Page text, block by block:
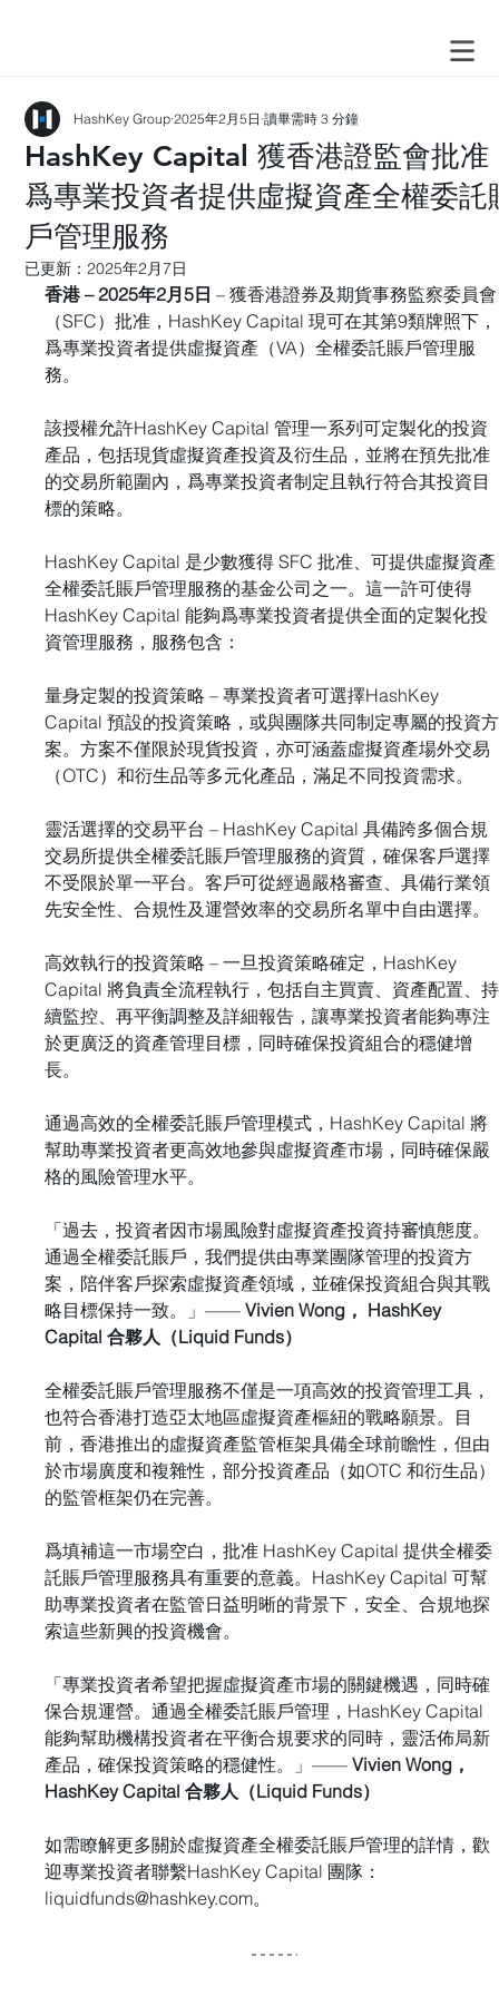
HashKey Capital 獲香港證監會批准
爲專業投資者提供虛擬資產全權委託
戶管理服務
HashKey Group 2025年2月5日 讀畢需時 3 分鐘
已更新：2025年2月7日
香港 – 2025年2月5日 – 獲香港證券及期貨事務監察委員會
（SFC）批准，HashKey Capital 現可在其第9類牌照下，
爲專業投資者提供虛擬資產（VA）全權委託賬戶管理服
務。
該授權允許HashKey Capital 管理一系列可定製化的投資
產品，包括現貨虛擬資產投資及衍生品，並將在預先批准
的交易所範圍內，爲專業投資者制定且執行符合其投資目
標的策略。
HashKey Capital 是少數獲得 SFC 批准、可提供虛擬資產
全權委託賬戶管理服務的基金公司之一。這一許可使得
HashKey Capital 能夠爲專業投資者提供全面的定製化投
資管理服務，服務包含：
量身定製的投資策略 – 專業投資者可選擇HashKey
Capital 預設的投資策略，或與團隊共同制定專屬的投資方
案。方案不僅限於現貨投資，亦可涵蓋虛擬資產場外交易
（OTC）和衍生品等多元化產品，滿足不同投資需求。
靈活選擇的交易平台 – HashKey Capital 具備跨多個合規
交易所提供全權委託賬戶管理服務的資質，確保客戶選擇
不受限於單一平台。客戶可從經過嚴格審查、具備行業領
先安全性、合規性及運營效率的交易所名單中自由選擇。
高效執行的投資策略 – 一旦投資策略確定，HashKey
Capital 將負責全流程執行，包括自主買賣、資產配置、持
續監控、再平衡調整及詳細報告，讓專業投資者能夠專注
於更廣泛的資產管理目標，同時確保投資組合的穩健增
長。
通過高效的全權委託賬戶管理模式，HashKey Capital 將
幫助專業投資者更高效地參與虛擬資產市場，同時確保嚴
格的風險管理水平。
「過去，投資者因市場風險對虛擬資產投資持審慎態度。
通過全權委託賬戶，我們提供由專業團隊管理的投資方
案，陪伴客戶探索虛擬資產領域，並確保投資組合與其戰
略目標保持一致。」—— Vivien Wong， HashKey
Capital 合夥人（Liquid Funds）
全權委託賬戶管理服務不僅是一項高效的投資管理工具，
也符合香港打造亞太地區虛擬資產樞紐的戰略願景。目
前，香港推出的虛擬資產監管框架具備全球前瞻性，但由
於市場廣度和複雜性，部分投資產品（如OTC 和衍生品）
的監管框架仍在完善。
爲填補這一市場空白，批准 HashKey Capital 提供全權委
託賬戶管理服務具有重要的意義。HashKey Capital 可幫
助專業投資者在監管日益明晰的背景下，安全、合規地探
索這些新興的投資機會。
「專業投資者希望把握虛擬資產市場的關鍵機遇，同時確
保合規運營。通過全權委託賬戶管理，HashKey Capital
能夠幫助機構投資者在平衡合規要求的同時，靈活佈局新
產品，確保投資策略的穩健性。」—— Vivien Wong，
HashKey Capital 合夥人（Liquid Funds）
如需瞭解更多關於虛擬資產全權委託賬戶管理的詳情，歡
迎專業投資者聯繫HashKey Capital 團隊：
liquidfunds@hashkey.com。